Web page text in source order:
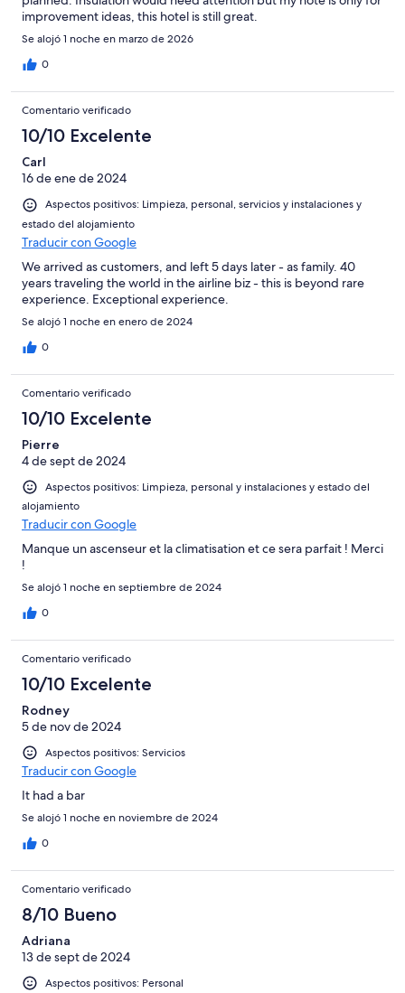
improvement ideas, this hotel is still great.
Se alojó 1 noche en marzo de 2026
0
Comentario verificado
10/10 Excelente
Carl
16 de ene de 2024
Aspectos positivos: Limpieza, personal, servicios y instalaciones y
estado del alojamiento
Traducir con Google
We arrived as customers, and left 5 days later - as family. 40
years traveling the world in the airline biz - this is beyond rare
experience. Exceptional experience.
Se alojó 1 noche en enero de 2024
0
Comentario verificado
10/10 Excelente
Pierre
4 de sept de 2024
Aspectos positivos: Limpieza, personal y instalaciones y estado del
alojamiento
Traducir con Google
Manque un ascenseur et la climatisation et ce sera parfait ! Merci
!
Se alojó 1 noche en septiembre de 2024
0
Comentario verificado
10/10 Excelente
Rodney
5 de nov de 2024
Aspectos positivos: Servicios
Traducir con Google
It had a bar
Se alojó 1 noche en noviembre de 2024
0
Comentario verificado
8/10 Bueno
Adriana
13 de sept de 2024
Aspectos positivos: Personal